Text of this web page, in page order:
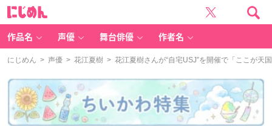
作品名 声優 舞台俳優 作者名
にじめん > 声優 > 花江夏樹 > 花江夏樹さんが“自宅USJ”を開催で「ここが天